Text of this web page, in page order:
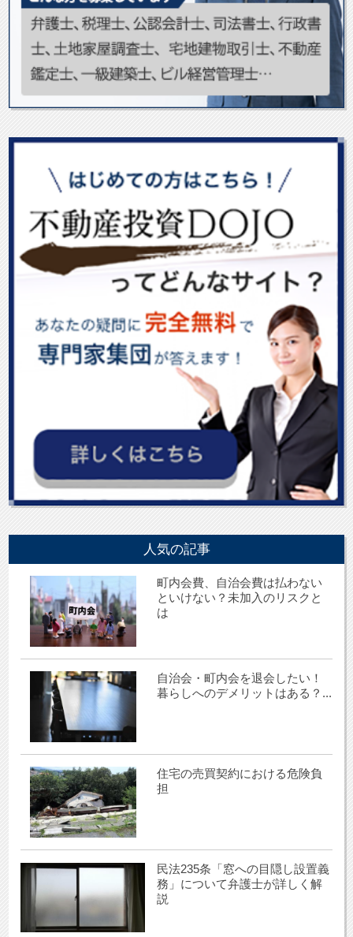
人気の記事
町内会費、自治会費は払わない
といけない？未加入のリスクと
は
自治会・町内会を退会したい！
暮らしへのデメリットはある？...
住宅の売買契約における危険負
担
民法235条「窓への目隠し設置義
務」について弁護士が詳しく解
説